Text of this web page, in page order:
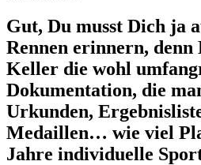
Gut, Du musst Dich ja
Rennen erinnern, denn
Keller die wohl
Dokumentation, die
Urkunden,
Medaillen… wie viel
Jahre individuelle